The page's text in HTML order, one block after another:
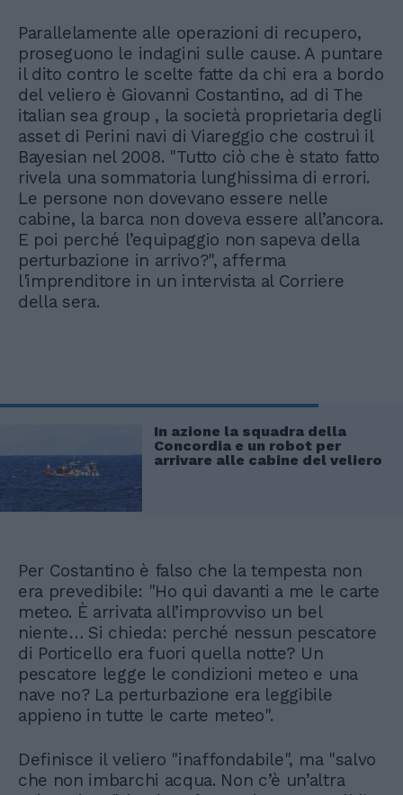
Parallelamente alle operazioni di recupero,
proseguono le indagini sulle cause. A puntare
il dito contro le scelte fatte da chi era a bordo
del veliero è Giovanni Costantino, ad di The
italian sea group , la società proprietaria degli
asset di Perini navi di Viareggio che costruì il
Bayesian nel 2008. "Tutto ciò che è stato fatto
rivela una sommatoria lunghissima di errori.
Le persone non dovevano essere nelle
cabine, la barca non doveva essere all’ancora.
E poi perché l’equipaggio non sapeva della
perturbazione in arrivo?", afferma
l'imprenditore in un intervista al Corriere
della sera.
In azione la squadra della
Concordia e un robot per
arrivare alle cabine del veliero
Per Costantino è falso che la tempesta non
era prevedibile: "Ho qui davanti a me le carte
meteo. È arrivata all’improvviso un bel
niente… Si chieda: perché nessun pescatore
di Porticello era fuori quella notte? Un
pescatore legge le condizioni meteo e una
nave no? La perturbazione era leggibile
appieno in tutte le carte meteo".
Definisce il veliero "inaffondabile", ma "salvo
che non imbarchi acqua. Non c’è un’altra